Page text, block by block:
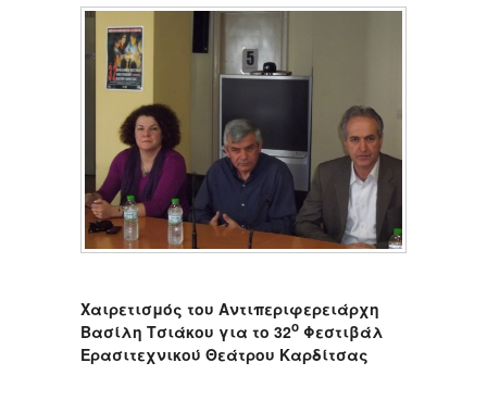
Χαιρετισμός του Αντιπεριφερειάρχη
Βασίλη Τσιάκου για το 32ο Φεστιβάλ
Ερασιτεχνικού Θεάτρου Καρδίτσας